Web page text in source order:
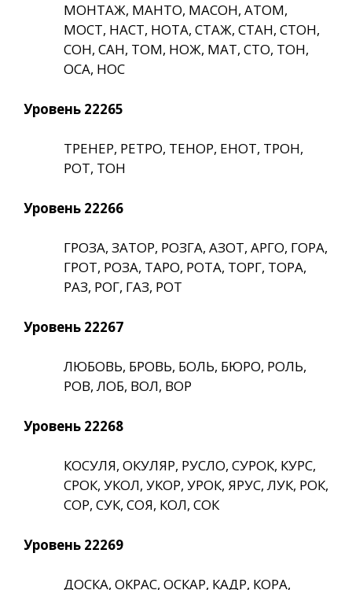
МОНТАЖ, МАНТО, МАСОН, АТОМ,
МОСТ, НАСТ, НОТА, СТАЖ, СТАН, СТОН,
СОН, САН, ТОМ, НОЖ, МАТ, СТО, ТОН,
ОСА, НОС
Уровень 22265
ТРЕНЕР, РЕТРО, ТЕНОР, ЕНОТ, ТРОН,
РОТ, ТОН
Уровень 22266
ГРОЗА, ЗАТОР, РОЗГА, АЗОТ, АРГО, ГОРА,
ГРОТ, РОЗА, ТАРО, РОТА, ТОРГ, ТОРА,
РАЗ, РОГ, ГАЗ, РОТ
Уровень 22267
ЛЮБОВЬ, БРОВЬ, БОЛЬ, БЮРО, РОЛЬ,
РОВ, ЛОБ, ВОЛ, ВОР
Уровень 22268
КОСУЛЯ, ОКУЛЯР, РУСЛО, СУРОК, КУРС,
СРОК, УКОЛ, УКОР, УРОК, ЯРУС, ЛУК, РОК,
СОР, СУК, СОЯ, КОЛ, СОК
Уровень 22269
ДОСКА, ОКРАС, ОСКАР, КАДР, КОРА,